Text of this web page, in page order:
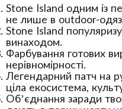
Stone Island одним із
не лише в outdoor-
Stone Island
винаходом.
Фарбування готових
нерівномірності.
Легендарний патч на
ціла екосистема,
Обʼєднання заради